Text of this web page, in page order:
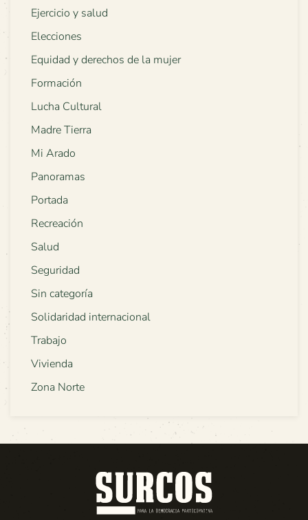
Ejercicio y salud
Elecciones
Equidad y derechos de la mujer
Formación
Lucha Cultural
Madre Tierra
Mi Arado
Panoramas
Portada
Recreación
Salud
Seguridad
Sin categoría
Solidaridad internacional
Trabajo
Vivienda
Zona Norte